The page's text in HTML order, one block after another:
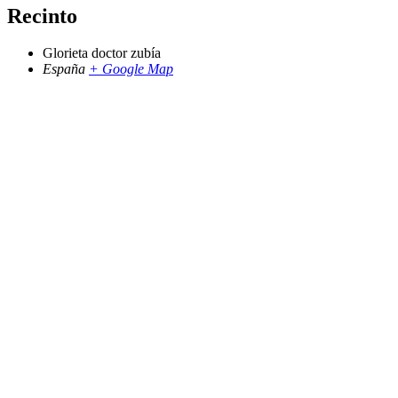
Recinto
Glorieta doctor zubía
España + Google Map